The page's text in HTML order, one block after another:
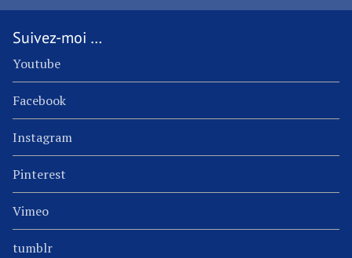
Suivez-moi …
Youtube
Facebook
Instagram
Pinterest
Vimeo
tumblr